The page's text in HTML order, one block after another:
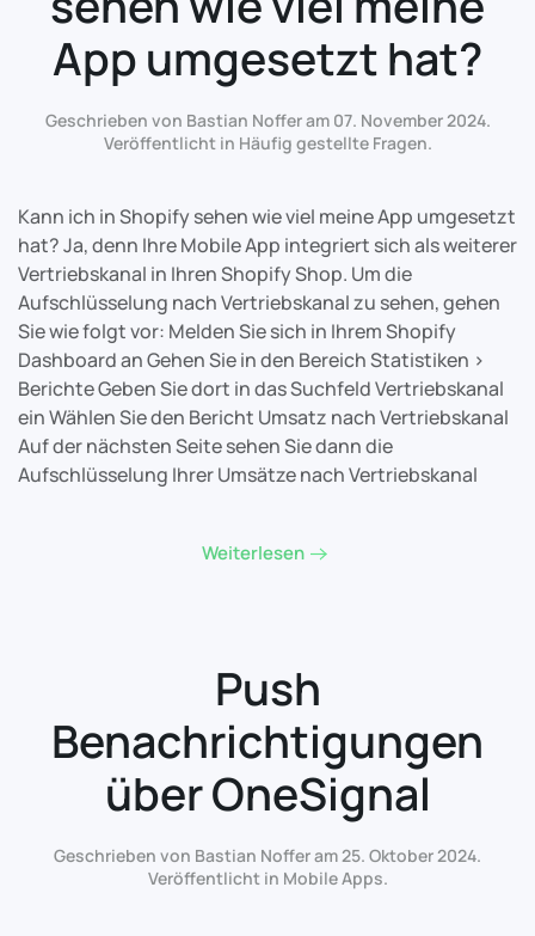
App umgesetzt hat?
Geschrieben von Bastian Noffer am 07. November 2024.
Veröffentlicht in Häufig gestellte Fragen.
Kann ich in Shopify sehen wie viel meine App umgesetzt
hat? Ja, denn Ihre Mobile App integriert sich als weiterer
Vertriebskanal in Ihren Shopify Shop. Um die
Aufschlüsselung nach Vertriebskanal zu sehen, gehen
Sie wie folgt vor: Melden Sie sich in Ihrem Shopify
Dashboard an Gehen Sie in den Bereich Statistiken >
Berichte Geben Sie dort in das Suchfeld Vertriebskanal
ein Wählen Sie den Bericht Umsatz nach Vertriebskanal
Auf der nächsten Seite sehen Sie dann die
Aufschlüsselung Ihrer Umsätze nach Vertriebskanal
Weiterlesen
Push
Benachrichtigungen
über OneSignal
Geschrieben von Bastian Noffer am 25. Oktober 2024.
Veröffentlicht in Mobile Apps.